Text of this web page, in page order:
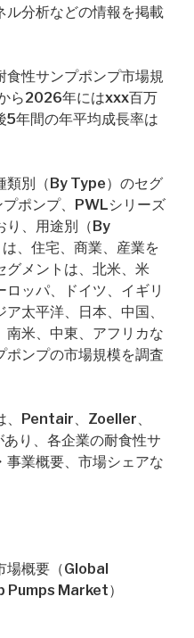
ル分析などの情報を掲載
食性サンプポンプ市場規
ら2026年にはxxx百万
5年間の年平均成長率は
類別（By Type）のセグ
ポンプ、PWLシリーズ
り、用途別（By
、住宅、商業、産業を
グメントは、北米、米
ッパ、ドイツ、イギリ
太平洋、日本、中国、
南米、中東、アフリカな
ポンプの市場規模を調査
、Pentair、Zoeller、
り、各企業の耐食性サ
事業概要、市場シェアな
場概要（Global
Market）